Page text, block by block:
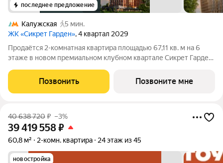
последнее предложение
Калужская
5 мин.
ЖК «Сикрет Гарден», 4 квартал 2029
Продаётся 2-комнатная квартира площадью 67,11 кв. м на 6
этаже в новом премиальном клубном квартале Сикрет Гарден.
класса, расположенный на Юго-Западе столицы, в
историческом Обручевском районе. Три
Позвонить Позвоните мне
40 638 720₽ –3%
39 419 558₽
60,8 м² 2-комн. квартира 24 этаж из 45
новостройка